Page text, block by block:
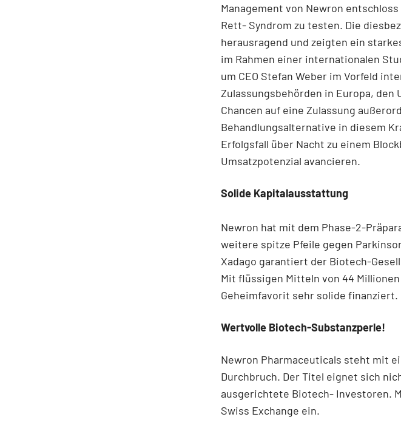
Management von Newron
Rett- Syndrom zu testen. Die
herausragend und zeigten ein
im Rahmen einer internationalen
um CEO Stefan Weber im Vorfeld
Zulassungsbehörden in Europa, den
Chancen auf eine Zulassung
Behandlungsalternative in diesem
Erfolgsfall über Nacht zu einem
Umsatzpotenzial avancieren.
Solide Kapitalausstattung
Newron hat mit dem Phase-2-
weitere spitze Pfeile gegen
Xadago garantiert der Biotech-
Mit flüssigen Mitteln von 44
Geheimfavorit sehr solide finanziert.
Wertvolle Biotech-Substanzperle!
Newron Pharmaceuticals steht mit
Durchbruch. Der Titel eignet sich
ausgerichtete Biotech- Investoren.
Swiss Exchange ein.